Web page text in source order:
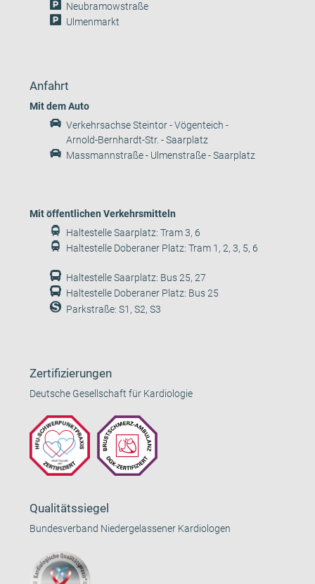
Neubramowstraße
Ulmenmarkt
Anfahrt
Mit dem Auto
Verkehrsachse Steintor - Vögenteich -
Arnold-Bernhardt-Str. - Saarplatz
Massmannstraße - Ulmenstraße - Saarplatz
Mit öffentlichen Verkehrsmitteln
Haltestelle Saarplatz: Tram 3, 6
Haltestelle Doberaner Platz: Tram 1, 2, 3, 5, 6
Haltestelle Saarplatz: Bus 25, 27
Haltestelle Doberaner Platz: Bus 25
Parkstraße: S1, S2, S3
Zertifizierungen
Deutsche Gesellschaft für Kardiologie
Qualitätssiegel
Bundesverband Niedergelassener Kardiologen